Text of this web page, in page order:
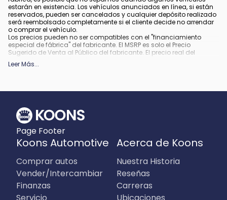
estarán en existencia. Los vehículos anunciados en línea, si están
reservados, pueden ser cancelados y cualquier depósito realizado
será reembolsado completamente si el cliente decide no arrendar
o comprar el vehículo.
Los precios pueden no ser compatibles con el "financiamiento
especial de fábrica" del fabricante. El MSRP es solo el Precio
Sugerido de Venta al Público del fabricante. El precio real del
concesionario puede variar.
Debido a la disponibilidad, algunas imágenes y opciones
especificaciones.
Todo financiamiento está sujeto a crédito aprobado.
Qué está incluido
Todos los precios incluyen los descuentos y estímulos aplicables.
Pueden aplicar descuentos y estímulos adicionales para aquellos
que califiquen. Cualquier incentivo o precio puede depender de los
pueden variar o expirar.
Qué no está incluido
Los precios no incluyen impuestos, etiquetas, título, registro, tarifa
de archivo electrónico y tarifa de procesamiento de $995 en
Virginia, $849 en Richmond, VA y $800 en Maryland.
Leer Más...
Page Footer
Koons Automotive
Comprar autos
Vender/Intercambiar
Finanzas
Acerca de Koons
Nuestra Historia
Reseñas
Carreras